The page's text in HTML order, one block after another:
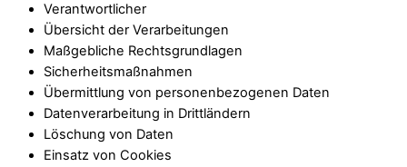
Verantwortlicher
Übersicht der Verarbeitungen
Maßgebliche Rechtsgrundlagen
Sicherheitsmaßnahmen
Übermittlung von personenbezogenen Daten
Datenverarbeitung in Drittländern
Löschung von Daten
Einsatz von Cookies